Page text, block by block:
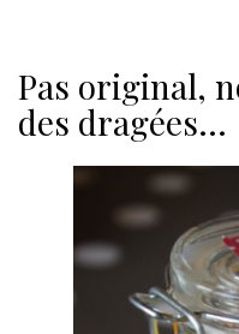
Pas original,
des dragées…